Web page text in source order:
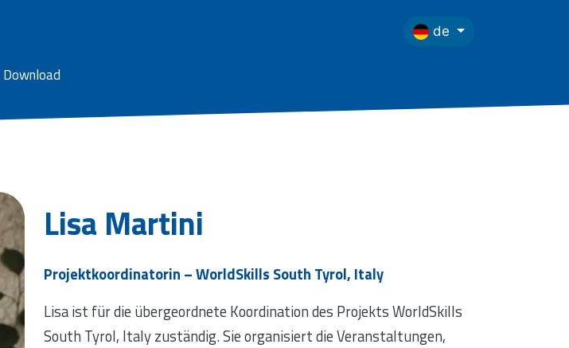
de
Download
Lisa Martini
Projektkoordinatorin – WorldSkills South Tyrol, Italy
Lisa ist für die übergeordnete Koordination des Projekts WorldSkills
South Tyrol, Italy zuständig. Sie organisiert die Veranstaltungen,